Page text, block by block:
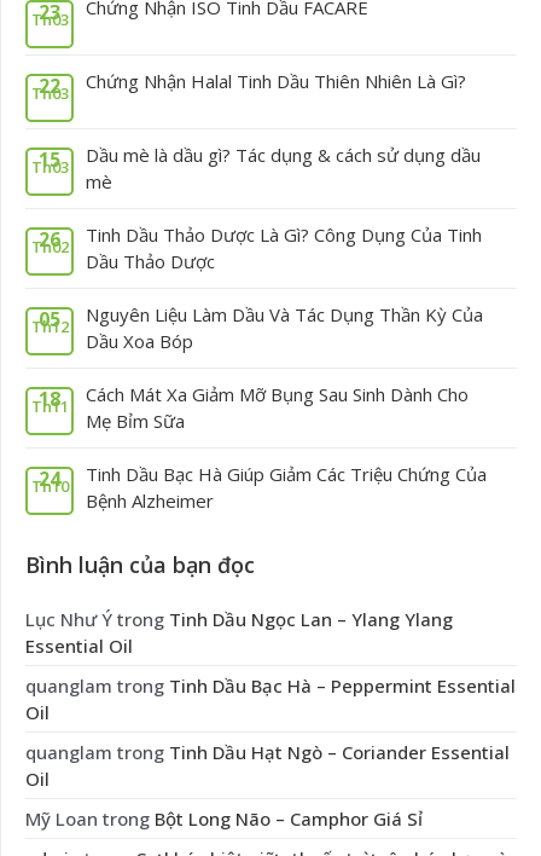
23
Th03 Chứng Nhận ISO Tinh Dầu FACARE
22
Th03 Chứng Nhận Halal Tinh Dầu Thiên Nhiên Là Gì?
15
Th03
Dầu mè là dầu gì? Tác dụng & cách sử dụng dầu
mè
26
Th02
Tinh Dầu Thảo Dược Là Gì? Công Dụng Của Tinh
Dầu Thảo Dược
05
Th12
Nguyên Liệu Làm Dầu Và Tác Dụng Thần Kỳ Của
Dầu Xoa Bóp
18
Th11
Cách Mát Xa Giảm Mỡ Bụng Sau Sinh Dành Cho
Mẹ Bỉm Sữa
24
Th10
Tinh Dầu Bạc Hà Giúp Giảm Các Triệu Chứng Của
Bệnh Alzheimer
Bình luận của bạn đọc
Lục Như Ý trong Tinh Dầu Ngọc Lan – Ylang Ylang
Essential Oil
quanglam trong Tinh Dầu Bạc Hà – Peppermint Essential
Oil
quanglam trong Tinh Dầu Hạt Ngò – Coriander Essential
Oil
Mỹ Loan trong Bột Long Não – Camphor Giá Sỉ